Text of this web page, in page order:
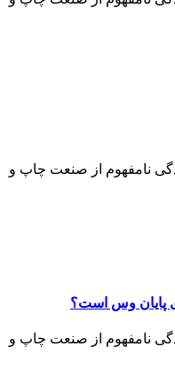
نامفهوم از صنعت چاپ و
پایان وس است؟
نامفهوم از صنعت چاپ و